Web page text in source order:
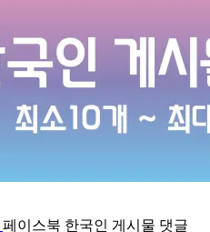
페이스북 한국인 게시물 댓글